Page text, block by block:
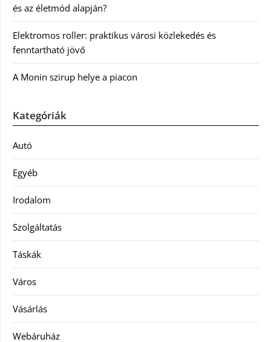
és az életmód alapján?
Elektromos roller: praktikus városi közlekedés és
fenntartható jövő
A Monin szirup helye a piacon
Kategóriák
Autó
Egyéb
Irodalom
Szolgáltatás
Táskák
Város
Vásárlás
Webáruház